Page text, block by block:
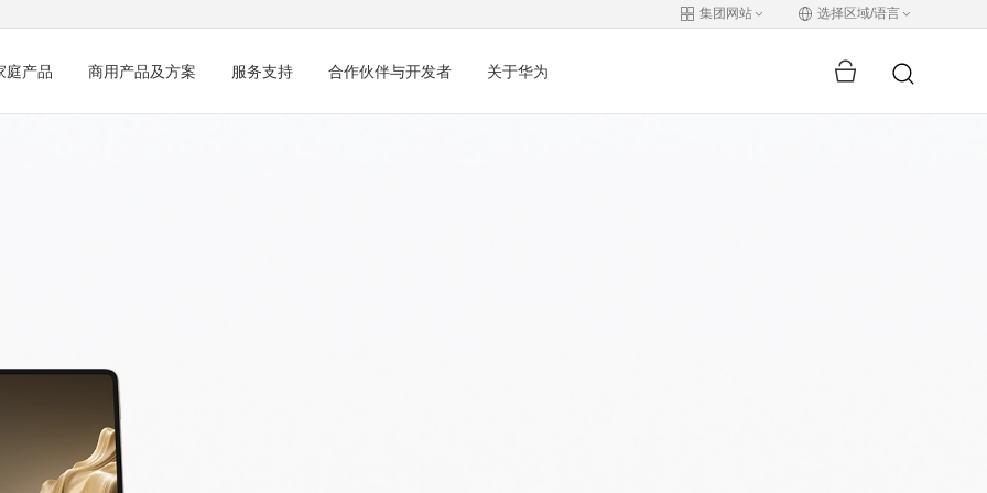
集团网站 选择区域/语言
庭产品 商用产品及方案 服务支持 合作伙伴与开发者 关于华为